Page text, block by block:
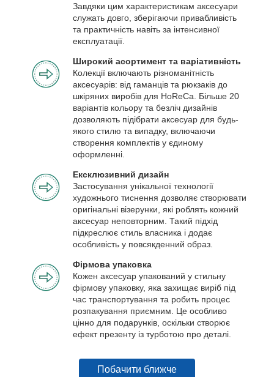
Завдяки цим характеристикам аксесуари
служать довго, зберігаючи привабливість
та практичність навіть за інтенсивної
експлуатації.
Широкий асортимент та варіативність
Колекції включають різноманітність
аксесуарів: від гаманців та рюкзаків до
шкіряних виробів для HoReCa. Більше 20
варіантів кольору та безліч дизайнів
дозволяють підібрати аксесуар для будь-
якого стилю та випадку, включаючи
створення комплектів у єдиному
оформленні.
Ексклюзивний дизайн
Застосування унікальної технології
художнього тиснення дозволяє створювати
оригінальні візерунки, які роблять кожний
аксесуар неповторним. Такий підхід
підкреслює стиль власника і додає
особливість у повсякденний образ.
Фірмова упаковка
Кожен аксесуар упакований у стильну
фірмову упаковку, яка захищає виріб під
час транспортування та робить процес
розпакування приємним. Це особливо
цінно для подарунків, оскільки створює
ефект презенту із турботою про деталі.
Побачити ближче